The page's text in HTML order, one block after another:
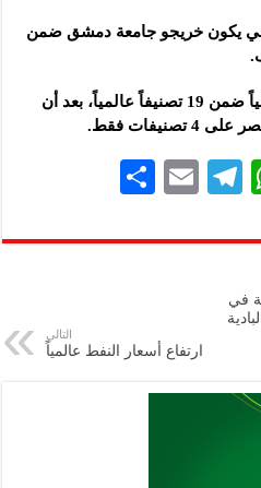
يكون خريجو جامعة دمشق ضمن
يذكر أن جامعة دمشق توجد حالياً ضمن ‌‏19 تصنيفاً عالمياً، بعد أن
W
at
A
p
Te
gr
E
ai
ar
في
التالي
ارتفاع أسعار النفط عالمياً